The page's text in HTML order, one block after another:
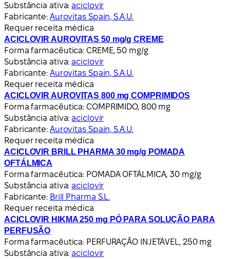
Substância ativa:aciclovir
Fabricante: Aurovitas Spain, S.A.U.
Requer receita médica
ACICLOVIR AUROVITAS 50 mg/g CREME
Forma farmacêutica: CREME, 50 mg/g
Substância ativa:aciclovir
Fabricante: Aurovitas Spain, S.A.U.
Requer receita médica
ACICLOVIR AUROVITAS 800 mg COMPRIMIDOS
Forma farmacêutica: COMPRIMIDO, 800 mg
Substância ativa:aciclovir
Fabricante: Aurovitas Spain, S.A.U.
Requer receita médica
ACICLOVIR BRILL PHARMA 30 mg/g POMADA
OFTÁLMICA
Forma farmacêutica: POMADA OFTÁLMICA, 30 mg/g
Substância ativa:aciclovir
Fabricante: Brill Pharma S.L.
Requer receita médica
ACICLOVIR HIKMA 250 mg PÓ PARA SOLUÇÃO PARA
PERFUSÃO
Forma farmacêutica: PERFURAÇÃO INJETÁVEL, 250 mg
Substância ativa:aciclovir